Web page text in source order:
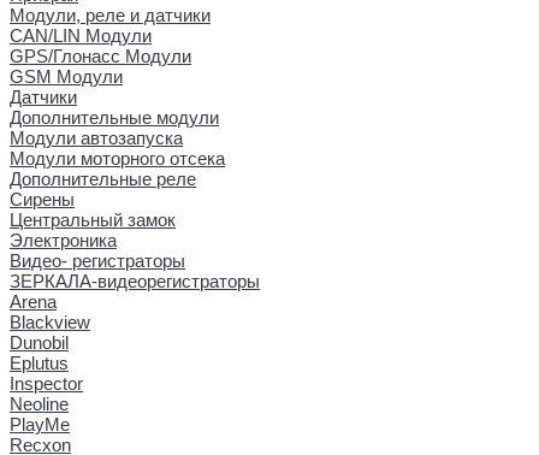
Модули, реле и датчики
CAN/LIN Модули
GPS/Глонасс Модули
GSM Модули
Датчики
Дополнительные модули
Модули автозапуска
Модули моторного отсека
Дополнительные реле
Сирены
Центральный замок
Электроника
Видео- регистраторы
ЗЕРКАЛА-видеорегистраторы
Arena
Blackview
Dunobil
Eplutus
Inspector
Neoline
PlayMe
Recxon